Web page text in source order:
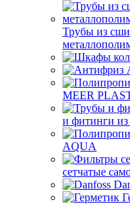
Трубы из
MEER
и фитинги
AQUA
сетчатые